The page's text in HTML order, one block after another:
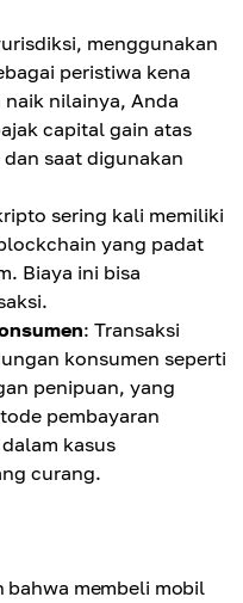
menggunakan
peristiwa kena
naik nilainya, Anda
capital gain atas
saat digunakan
sering kali memiliki
yang padat
Biaya ini bisa
: Transaksi
konsumen seperti
penipuan, yang
pembayaran
kasus
curang.
bahwa membeli mobil